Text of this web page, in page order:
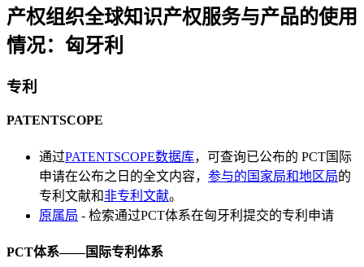
产权组织全球知识产权服务与产品的使用
情况：匈牙利
专利
PATENTSCOPE
通过PATENTSCOPE数据库，可查询已公布的 PCT国际
申请在公布之日的全文内容， 参与的国家局和地区局的
专利文献和非专利文献。
原属局 - 检索通过PCT体系在匈牙利提交的专利申请
PCT体系——国际专利体系